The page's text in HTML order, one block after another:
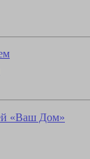
«Ваш Дом»